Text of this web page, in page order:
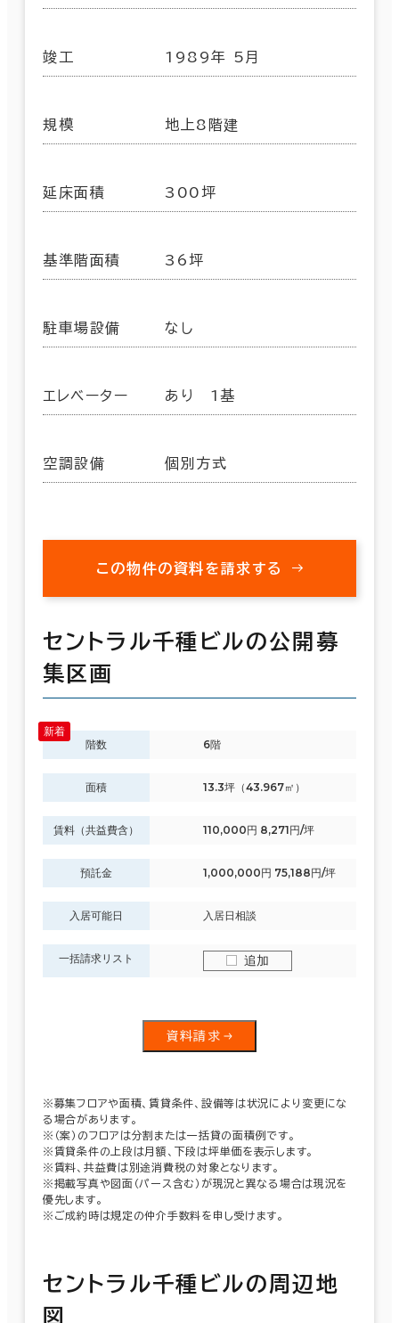
竣工 1989年 5月
規模 地上8階建
延床面積 300坪
基準階面積 36坪
駐車場設備 なし
エレベーター あり 1基
空調設備 個別方式
この物件の資料を請求する
セントラル千種ビルの公開募
集区画
階数 6階
面積 13.3坪（43.967㎡）
賃料（共益費含） 110,000円 8,271円/坪
預託金 1,000,000円 75,188円/坪
入居可能日 入居日相談
一括請求リスト 追加
資料請求
※募集フロアや面積、賃貸条件、設備等は状況により変更にな
る場合があります。
※（案）のフロアは分割または一括貸の面積例です。
※賃貸条件の上段は月額、下段は坪単価を表示します。
※賃料、共益費は別途消費税の対象となります。
※掲載写真や図面（パース含む）が現況と異なる場合は現況を
優先します。
※ご成約時は規定の仲介手数料を申し受けます。
セントラル千種ビルの周辺地
図